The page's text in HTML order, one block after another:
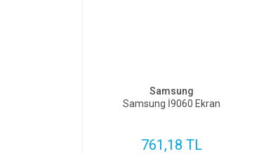
Samsung
Samsung İ9060 Ekran
761,18 TL